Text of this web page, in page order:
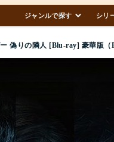
ジャンルで探す シリ
偽りの隣人 [Blu-ray] 豪華版（